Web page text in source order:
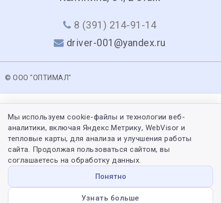
8 (391) 214-91-14
driver-001@yandex.ru
© ООО "ОПТИМАЛ"
Мы используем cookie-файлы и технологии веб-
аналитики, включая Яндекс.Метрику, WebVisor и
тепловые карты, для анализа и улучшения работы
сайта. Продолжая пользоваться сайтом, вы
соглашаетесь на обработку данных.
Понятно
Узнать больше